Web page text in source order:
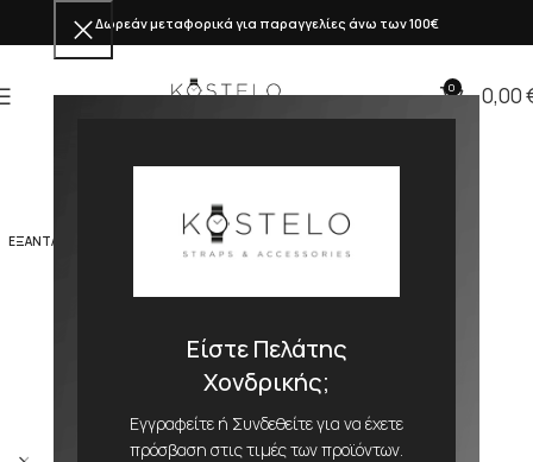
Είστε Πελάτης
Χονδρικής;
Εγγραφείτε ή Συνδεθείτε για να έχετε
πρόσβαση στις τιμές των προϊόντων.
Δωρεάν μεταφορικά για παραγγελίες άνω των 100€
0 0,00
ΕΞΑΝΤΛΗΜΕΝΟ